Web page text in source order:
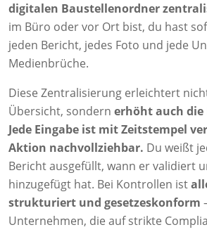
digitalen Baustellenordner
im Büro oder vor Ort bist, du hast
jeden Bericht, jedes Foto und jede
Medienbrüche.
Diese Zentralisierung erleichtert
Übersicht, sondern erhöht auch
Jede Eingabe ist mit Zeitstempel
Aktion nachvollziehbar. Du weißt
Bericht ausgefüllt, wann er validiert
hinzugefügt hat. Bei Kontrollen ist
strukturiert und gesetzeskonform
Unternehmen, die auf strikte